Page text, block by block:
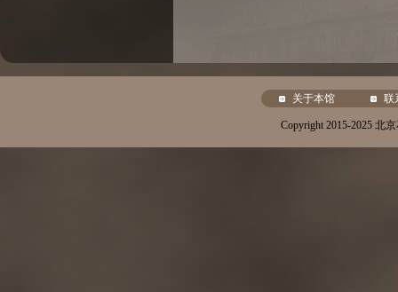
关于本馆 联
Copyright 2015-2025 北